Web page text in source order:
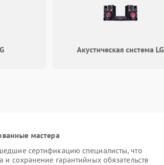
Акустическая система LG
мастера
сертификацию специалисты, что
и сохранение гарантийных обязательств